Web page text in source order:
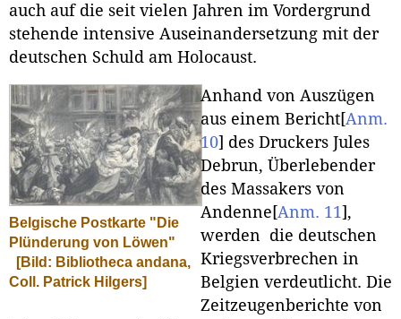
auch auf die seit vielen Jahren im Vordergrund
stehende intensive Auseinandersetzung mit der
deutschen Schuld am Holocaust.
Belgische Postkarte "Die
Plünderung von Löwen"
[Bild: Bibliotheca andana,
Coll. Patrick Hilgers]
Anhand von Auszügen
aus einem Bericht[Anm.
10] des Druckers Jules
Debrun, Überlebender
des Massakers von
Andenne [Anm. 11] ,
werden die deutschen
Kriegsverbrechen in
Belgien verdeutlicht. Die
Zeitzeugenberichte von